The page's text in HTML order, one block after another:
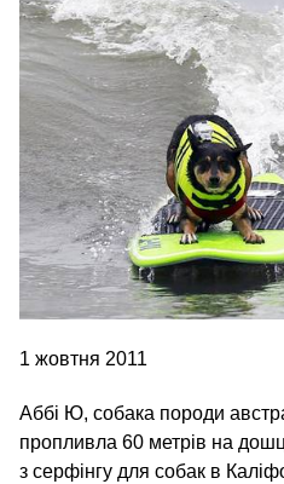
1 жовтня 2011
Аббі Ю, собака породи
пропливла 60 метрів на
з серфінгу для собак в